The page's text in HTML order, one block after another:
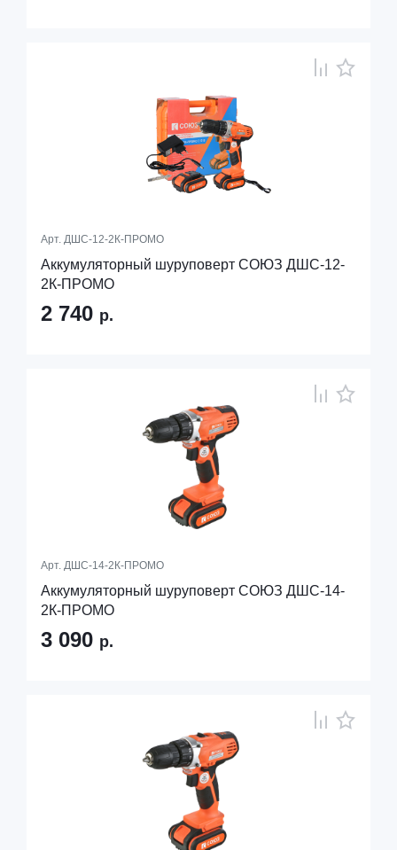
Арт. ДШС-12-2К-ПРОМО
Аккумуляторный шуруповерт СОЮЗ ДШС-12-
2К-ПРОМО
2 740 р.
Арт. ДШС-14-2К-ПРОМО
Аккумуляторный шуруповерт СОЮЗ ДШС-14-
2К-ПРОМО
3 090 р.